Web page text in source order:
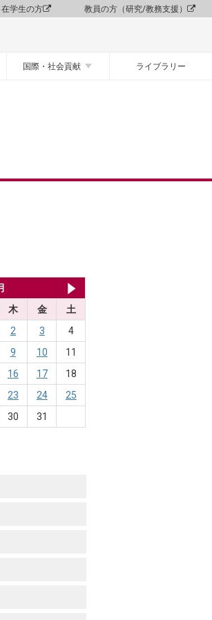
在学生の方 教員の方（研究/教務支援）
国際・社会貢献 ライブラリー
木 金
土
2 3
4
9 10
11
16 17
18
23 24
25
30 31